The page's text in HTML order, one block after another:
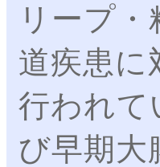
リープ
道疾患に
行われて
び早期大